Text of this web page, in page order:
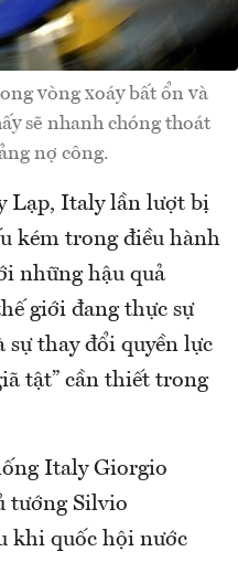
vòng xoáy bất ổn và
sẽ nhanh chóng thoát
nợ công.
Lạp, Italy lần lượt bị
kém trong điều hành
những hậu quả
giới đang thực sự
thay đổi quyền lực
tật” cần thiết trong
Italy Giorgio
tướng Silvio
khi quốc hội nước